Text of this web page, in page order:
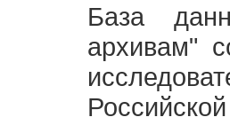
База
архивам"